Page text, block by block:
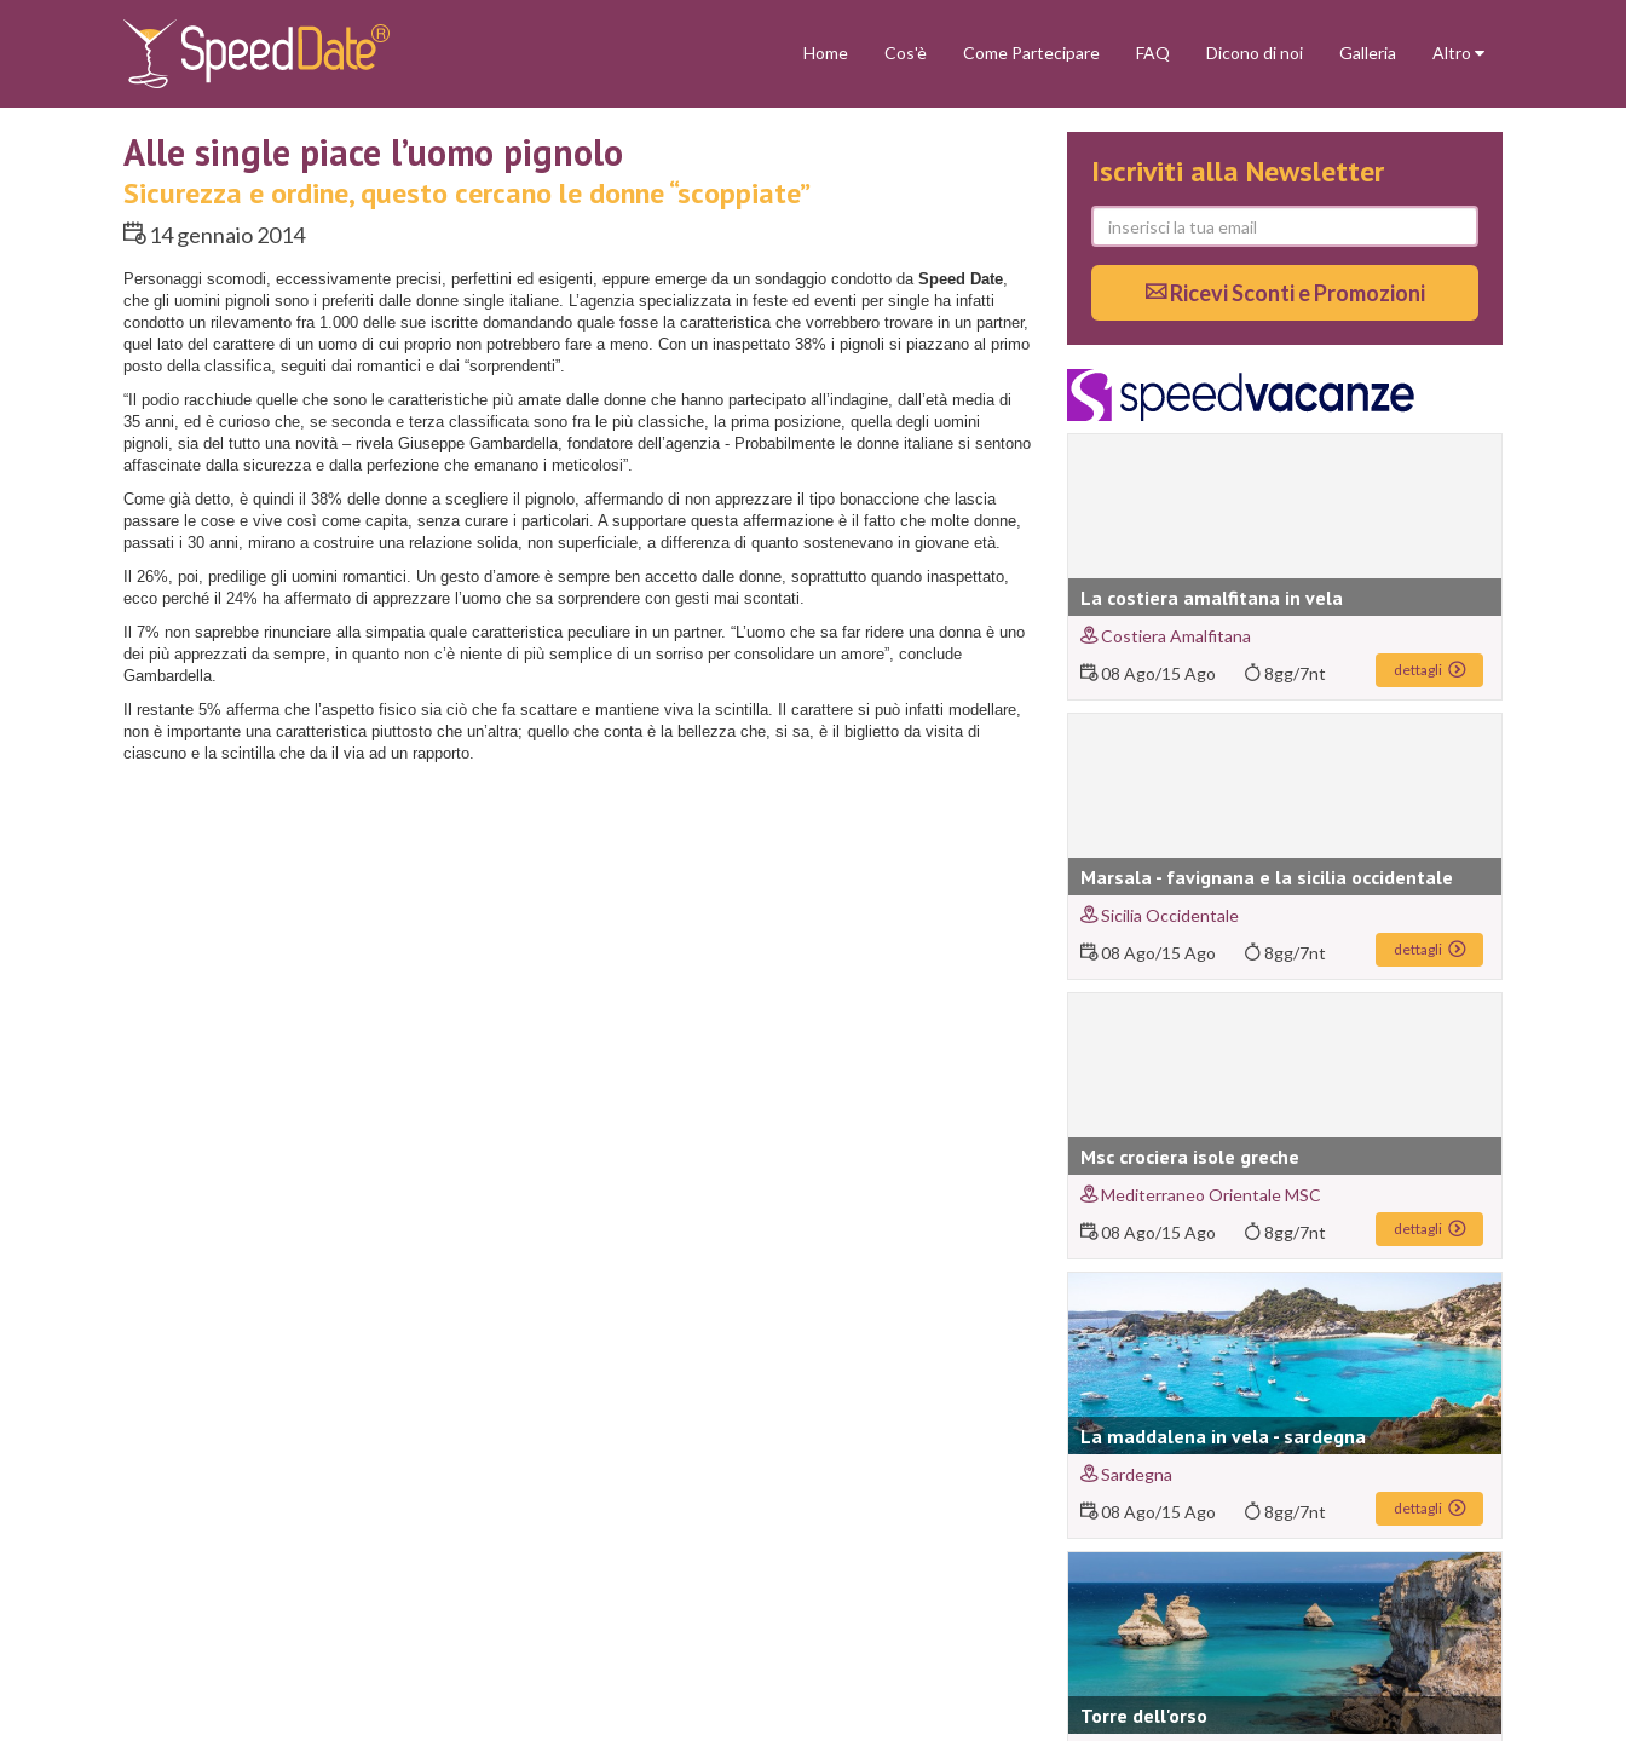
Home Cos'è Come Partecipare FAQ Dicono di noi Galleria Altro
Alle single piace l’uomo pignolo
Sicurezza e ordine, questo cercano le donne “scoppiate”
14 gennaio 2014
Personaggi scomodi, eccessivamente precisi, perfettini ed esigenti, eppure emerge da un sondaggio condotto da Speed Date,
che gli uomini pignoli sono i preferiti dalle donne single italiane. L’agenzia specializzata in feste ed eventi per single ha infatti
condotto un rilevamento fra 1.000 delle sue iscritte domandando quale fosse la caratteristica che vorrebbero trovare in un partner,
quel lato del carattere di un uomo di cui proprio non potrebbero fare a meno. Con un inaspettato 38% i pignoli si piazzano al primo
posto della classifica, seguiti dai romantici e dai “sorprendenti”.
“Il podio racchiude quelle che sono le caratteristiche più amate dalle donne che hanno partecipato all’indagine, dall’età media di
35 anni, ed è curioso che, se seconda e terza classificata sono fra le più classiche, la prima posizione, quella degli uomini
pignoli, sia del tutto una novità – rivela Giuseppe Gambardella, fondatore dell’agenzia - Probabilmente le donne italiane si sentono
affascinate dalla sicurezza e dalla perfezione che emanano i meticolosi”.
Come già detto, è quindi il 38% delle donne a scegliere il pignolo, affermando di non apprezzare il tipo bonaccione che lascia
passare le cose e vive così come capita, senza curare i particolari. A supportare questa affermazione è il fatto che molte donne,
passati i 30 anni, mirano a costruire una relazione solida, non superficiale, a differenza di quanto sostenevano in giovane età.
Il 26%, poi, predilige gli uomini romantici. Un gesto d’amore è sempre ben accetto dalle donne, soprattutto quando inaspettato,
ecco perché il 24% ha affermato di apprezzare l’uomo che sa sorprendere con gesti mai scontati.
Il 7% non saprebbe rinunciare alla simpatia quale caratteristica peculiare in un partner. “L’uomo che sa far ridere una donna è uno
dei più apprezzati da sempre, in quanto non c’è niente di più semplice di un sorriso per consolidare un amore”, conclude
Gambardella.
Il restante 5% afferma che l’aspetto fisico sia ciò che fa scattare e mantiene viva la scintilla. Il carattere si può infatti modellare,
non è importante una caratteristica piuttosto che un’altra; quello che conta è la bellezza che, si sa, è il biglietto da visita di
ciascuno e la scintilla che da il via ad un rapporto.
Iscriviti alla Newsletter
Ricevi Sconti e Promozioni
La costiera amalfitana in vela
Costiera Amalfitana
08 Ago/15 Ago 8gg/7nt dettagli
Marsala - favignana e la sicilia occidentale
Sicilia Occidentale
08 Ago/15 Ago 8gg/7nt dettagli
Msc crociera isole greche
Mediterraneo Orientale MSC
08 Ago/15 Ago 8gg/7nt dettagli
La maddalena in vela - sardegna
Sardegna
08 Ago/15 Ago 8gg/7nt dettagli
Torre dell'orso